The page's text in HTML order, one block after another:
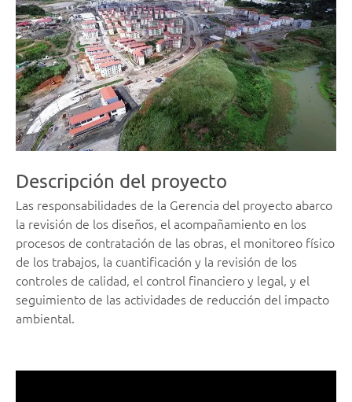
Descripción del proyecto
Las responsabilidades de la Gerencia del proyecto abarco
la revisión de los diseños, el acompañamiento en los
procesos de contratación de las obras, el monitoreo físico
de los trabajos, la cuantificación y la revisión de los
controles de calidad, el control financiero y legal, y el
seguimiento de las actividades de reducción del impacto
ambiental.